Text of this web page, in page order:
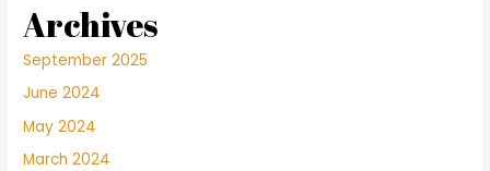
Archives
September 2025
June 2024
May 2024
March 2024